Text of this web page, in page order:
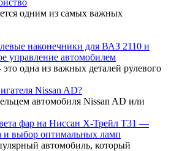
одним из самых важных
наконечники для ВАЗ 2110 и
управление автомобилем
одна из важных деталей рулевого
Nissan AD?
автомобиля Nissan AD или
фар на Ниссан Х-Трейл Т31 —
и выбор оптимальных ламп
автомобиль, который